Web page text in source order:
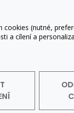
Záruka a
Doprava a platba
Rituals
(nutné,
a cílení a